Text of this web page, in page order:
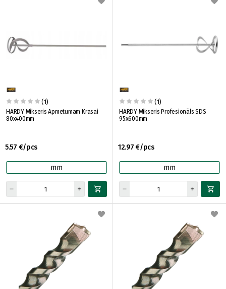
(1)
HARDY Mikseris Apmetumam Krasai
80x400mm
5.57 €/pcs
mm
(1)
HARDY Mikseris Profesionāls SDS
95x600mm
12.97 €/pcs
mm